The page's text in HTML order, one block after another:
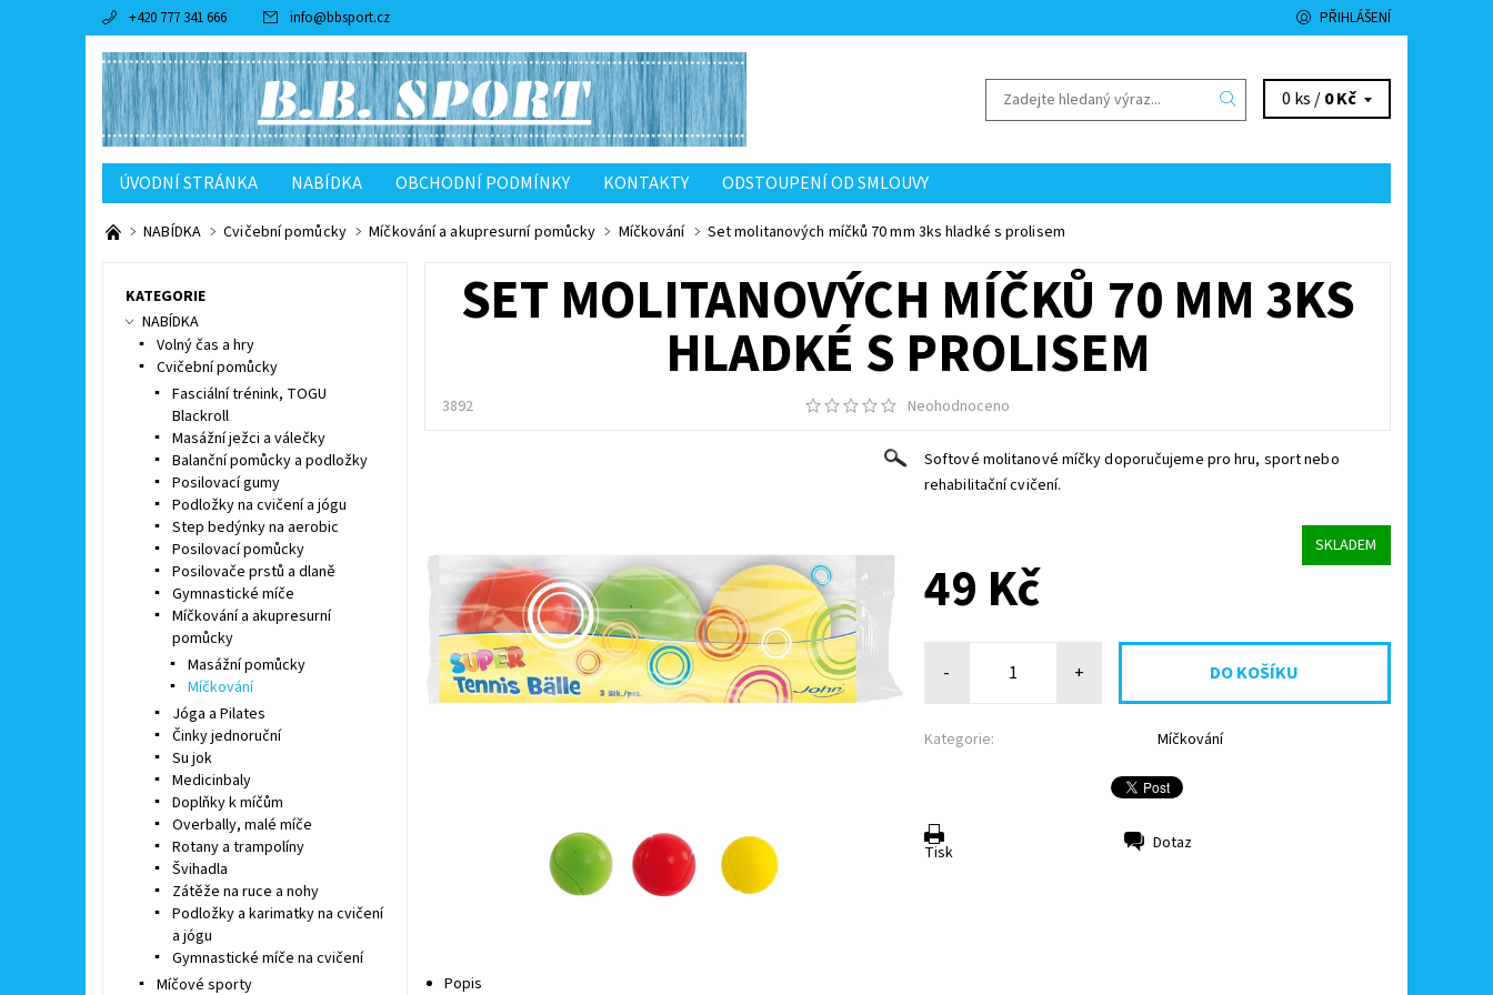
+420 777 341 666 info@bbsport.cz PŘIHLÁŠENÍ
0 ks /0 Kč
ÚVODNÍ STRÁNKA NABÍDKA OBCHODNÍ PODMÍNKY KONTAKTY ODSTOUPENÍ OD SMLOUVY
NABÍDKA Cvičební pomůcky Míčkování a akupresurní pomůcky Míčkování Set molitanových míčků 70 mm 3ks hladké s prolisem
SET MOLITANOVÝCH MÍČKŮ 70 MM 3KS
HLADKÉ S PROLISEM
3892 Neohodnoceno
Softové molitanové míčky doporučujeme pro hru, sport nebo
rehabilitační cvičení.
SKLADEM
49 Kč
- +
Kategorie: Míčkování
Tisk Dotaz
Popis
KATEGORIE
NABÍDKA
Volný čas a hry
Cvičební pomůcky
Fasciální trénink, TOGU
Blackroll
Masážní ježci a válečky
Balanční pomůcky a podložky
Posilovací gumy
Podložky na cvičení a jógu
Step bedýnky na aerobic
Posilovací pomůcky
Posilovače prstů a dlaně
Gymnastické míče
Míčkování a akupresurní
pomůcky
Masážní pomůcky
Míčkování
Jóga a Pilates
Činky jednoruční
Su jok
Medicinbaly
Doplňky k míčům
Overbally, malé míče
Rotany a trampolíny
Švihadla
Zátěže na ruce a nohy
Podložky a karimatky na cvičení
a jógu
Gymnastické míče na cvičení
Míčové sporty